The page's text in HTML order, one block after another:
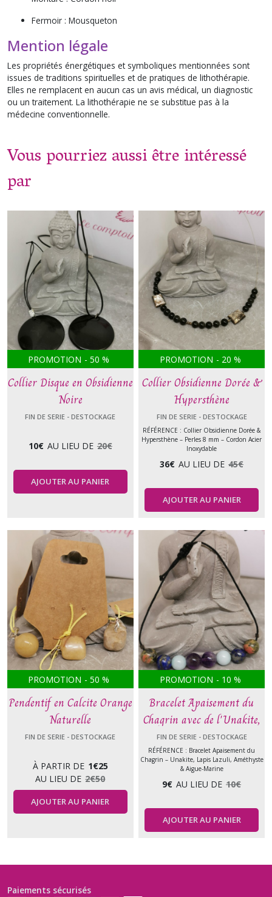
Fermoir : Mousqueton
Mention légale
Les propriétés énergétiques et symboliques mentionnées sont
issues de traditions spirituelles et de pratiques de lithothérapie.
Elles ne remplacent en aucun cas un avis médical, un diagnostic
ou un traitement. La lithothérapie ne se substitue pas à la
médecine conventionnelle.
Vous pourriez aussi être intéressé
par
PROMOTION - 50 %
Collier Disque en Obsidienne
Noire
FIN DE SERIE - DESTOCKAGE
10€ AU LIEU DE 20€
AJOUTER AU PANIER
PROMOTION - 20 %
Collier Obsidienne Dorée &
Hypersthène
FIN DE SERIE - DESTOCKAGE
RÉFÉRENCE : Collier Obsidienne Dorée &
Hypersthène – Perles 8 mm – Cordon Acier
Inoxydable
36€ AU LIEU DE 45€
AJOUTER AU PANIER
PROMOTION - 50 %
Pendentif en Calcite Orange
Naturelle
FIN DE SERIE - DESTOCKAGE
À PARTIR DE 1€25
AU LIEU DE 2€50
AJOUTER AU PANIER
PROMOTION - 10 %
Bracelet Apaisement du
Chagrin avec de l'Unakite,
Lapis Lazuli, Améthyste &
Aigue-Marine
FIN DE SERIE - DESTOCKAGE
RÉFÉRENCE : Bracelet Apaisement du
Chagrin – Unakite, Lapis Lazuli, Améthyste
& Aigue-Marine
9€ AU LIEU DE 10€
AJOUTER AU PANIER
Paiements sécurisés